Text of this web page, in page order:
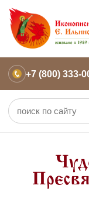
+7 (800) 333-